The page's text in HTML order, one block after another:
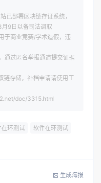
已部署区块链存证系统，
9日以备司法调取
于商业竞赛/学术造假，违
过匿名举报通道提交证据
链存储，补档申请请使用工
doc/3315.html
在环测试
软件在环测试
生成海报